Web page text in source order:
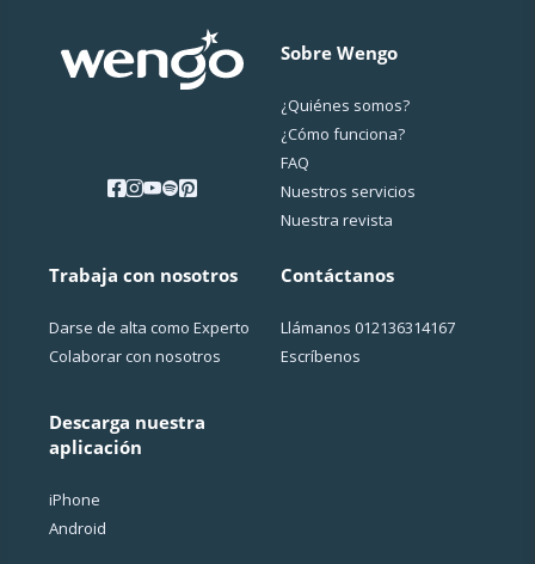
Sobre Wengo
¿Quiénes somos?
¿Cо́mo funciona?
FAQ
Nuestros servicios
Nuestra revista
Trabaja con nosotros
Darse de alta como Experto
Colaborar con nosotros
Descarga nuestra
aplicación
iPhone
Android
Contáctanos
Llámanos 012136314167
Escríbenos